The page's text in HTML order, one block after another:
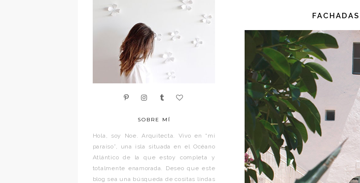
SOBRE MÍ
Hola, soy Noe. Arquitecta. Vivo en “mi
paraíso”, una isla situada en el Océano
Atlántico de la que estoy completa y
totalmente enamorada. Deseo que este
blog sea una búsqueda de cositas lindas